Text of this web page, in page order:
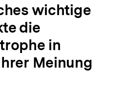
wichtige
die
in
Meinung